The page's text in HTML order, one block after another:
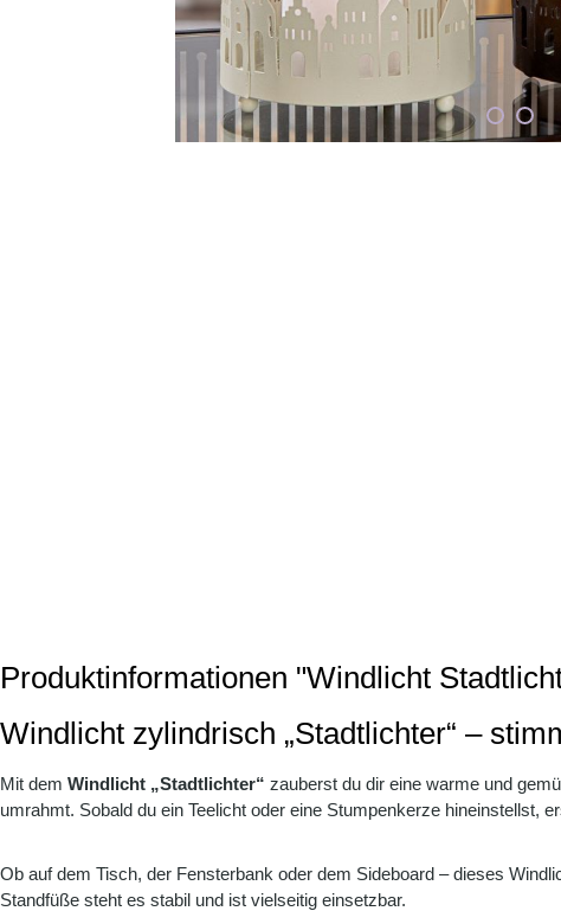
Produktinformationen "Windlicht
Windlicht zylindrisch „Stadtlichter“ –
Mit dem Windlicht „Stadtlichter“ zauberst du dir eine warme und
umrahmt. Sobald du ein Teelicht oder eine Stumpenkerze hineinstellst,
Ob auf dem Tisch, der Fensterbank oder dem Sideboard – dieses
Standfüße steht es stabil und ist vielseitig einsetzbar.